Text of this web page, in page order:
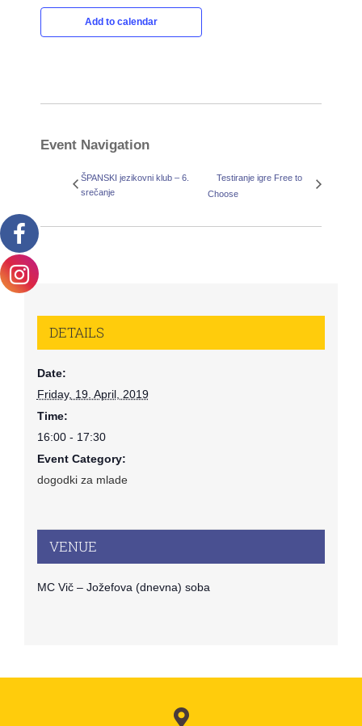
Add to calendar
Event Navigation
ŠPANSKI jezikovni klub – 6.
srečanje
Testiranje igre Free to
Choose
DETAILS
Date:
Friday, 19. April, 2019
Time:
16:00 - 17:30
Event Category:
dogodki za mlade
VENUE
MC Vič – Jožefova (dnevna) soba